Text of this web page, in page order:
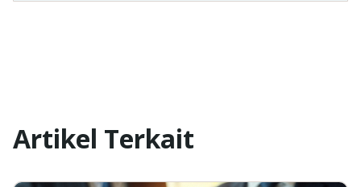
Artikel Terkait